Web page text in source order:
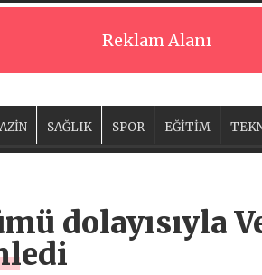
Reklam Alanı
SAĞLIK SPOR EĞİTİM
dolayısıyla